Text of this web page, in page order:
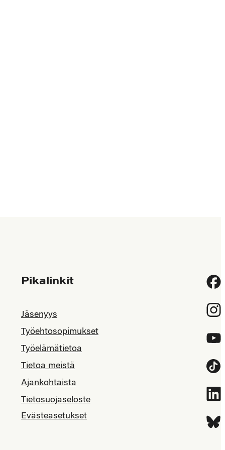
Pikalinkit
Jäsenyys
Työehtosopimukset
Työelämätietoa
Tietoa meistä
Ajankohtaista
Tietosuojaseloste
Evästeasetukset